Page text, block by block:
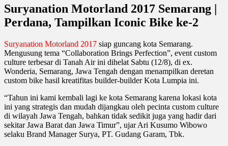
Suryanation Motorland 2017 Semarang |
Perdana, Tampilkan Iconic Bike ke-2
Suryanation Motorland 2017 siap guncang kota Semarang.
Mengusung tema “Collaboration Brings Perfection”, event custom
culture terbesar di Tanah Air ini dihelat Sabtu (12/8), di ex.
Wonderia, Semarang, Jawa Tengah dengan menampilkan deretan
custom bike hasil kreatifitas builder-builder Kota Lumpia ini.
“Tahun ini kami kembali lagi ke kota Semarang karena lokasi kota
ini yang strategis dan mudah dijangkau oleh pecinta custom culture
di wilayah Jawa Tengah, bahkan tidak sedikit juga yang hadir dari
sekitar Jawa Barat dan Jawa Timur”, ujar Ari Kusumo Wibowo
selaku Brand Manager Surya, PT. Gudang Garam, Tbk.